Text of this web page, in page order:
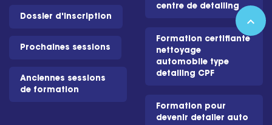
Dossier d'inscription
Prochaines sessions
Anciennes sessions
de formation
centre de detailing
Formation certifiante
nettoyage
automobile type
detailing CPF
Formation pour
devenir detailer auto
expand_less